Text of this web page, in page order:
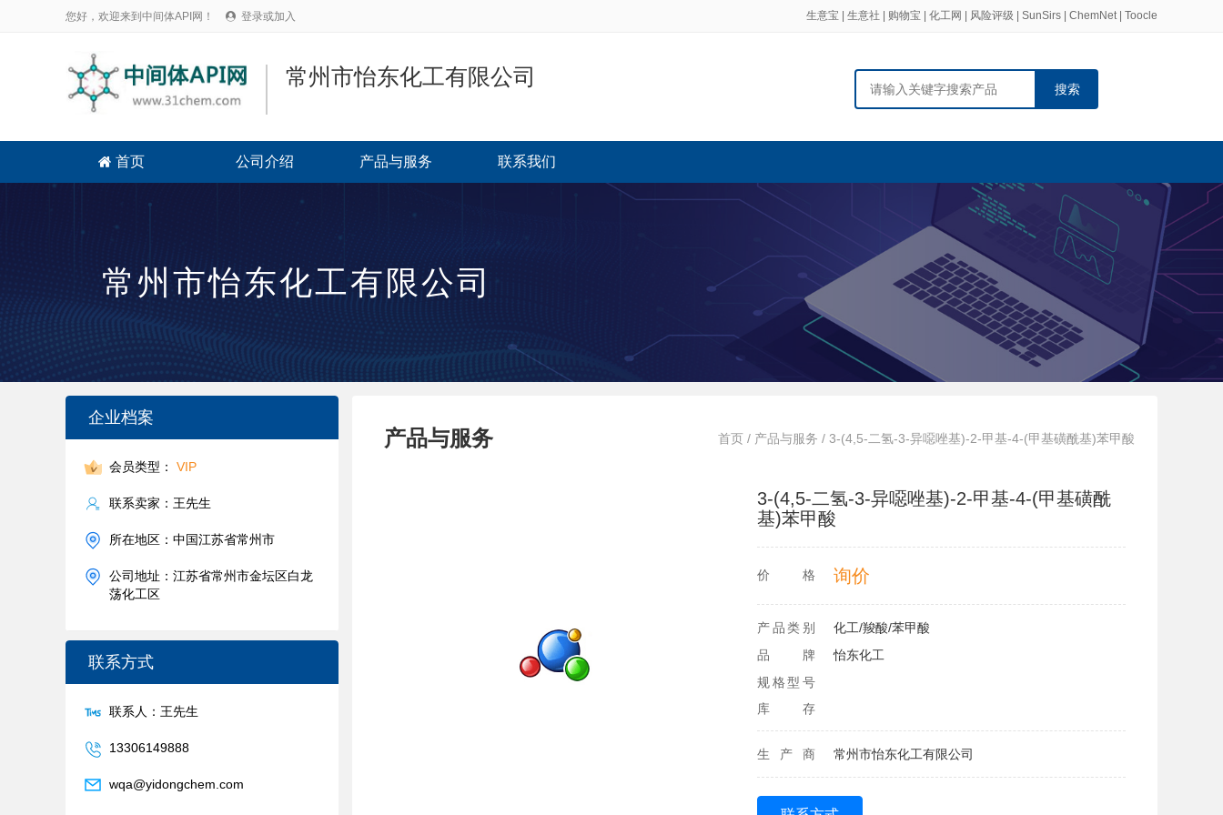
您好，欢迎来到中间体API网！  登录或加入 生意宝 生意社 购物宝 化工网 风险评级 SunSirs ChemNet| Toocle
常州市怡东化工有限公司 搜索
 首页 公司介绍 产品与服务 联系我们
常州市怡东化工有限公司
企业档案
会员类型： VIP
联系卖家：王先生
所在地区：中国江苏省常州市
公司地址：江苏省常州市金坛区白龙
荡化工区
联系方式
联系人：王先生
13306149888
wqa@yidongchem.com
首页 / 产品与服务 / 3-(4,5-二氢-3-异噁唑基)-2-甲基-4-(甲基磺酰基)苯甲酸
产品与服务
3-(4,5-二氢-3-异噁唑基)-2-甲基-4-(甲基磺酰
基)苯甲酸
价格 询价
产品类别
化工/羧酸/苯甲酸
品牌
怡东化工
规格型号
库存
生产商 常州市怡东化工有限公司